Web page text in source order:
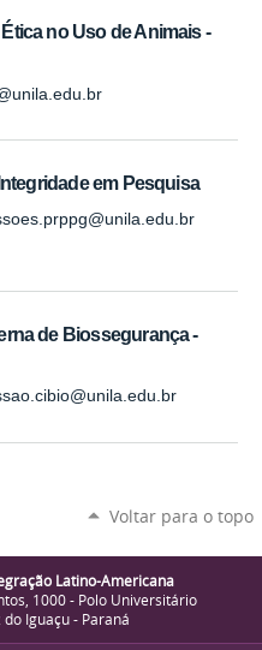
no Uso de Animais -
em Pesquisa
de Biossegurança -
Voltar para o topo
Latino-Americana
1000 - Polo Universitário
Iguaçu - Paraná